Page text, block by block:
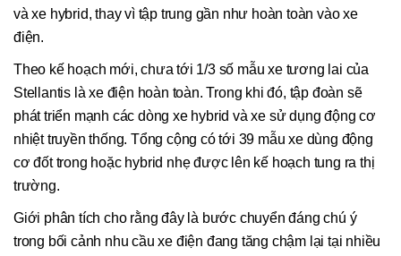
và xe hybrid, thay vì tập trung gần như hoàn toàn vào xe
điện.
Theo kế hoạch mới, chưa tới 1/3 số mẫu xe tương lai của
Stellantis là xe điện hoàn toàn. Trong khi đó, tập đoàn sẽ
phát triển mạnh các dòng xe hybrid và xe sử dụng động cơ
nhiệt truyền thống. Tổng cộng có tới 39 mẫu xe dùng động
cơ đốt trong hoặc hybrid nhẹ được lên kế hoạch tung ra thị
trường.
Giới phân tích cho rằng đây là bước chuyển đáng chú ý
trong bối cảnh nhu cầu xe điện đang tăng chậm lại tại nhiều